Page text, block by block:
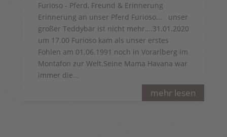
mehr lesen
Furioso - Pferd, Freund & Erinnerung
Erinnerung an unser Pferd Furioso... unser
großer Teddybär ist nicht mehr….31.01.2020
um 17.00 Furioso kam als unser erstes
Fohlen am 01.06.1991 noch in Vorarlberg im
Montafon zur Welt.Seine Mama Havana war
immer die...